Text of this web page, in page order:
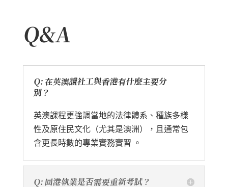
Q&A
Q: 在英澳讀社工與香港有什麼主要分
別？
英澳課程更強調當地的法律體系、種族多樣
性及原住民文化（尤其是澳洲），且通常包
含更長時數的專業實務實習 。
Q: 回港執業是否需要重新考試？